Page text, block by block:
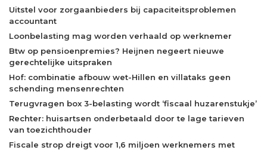
Uitstel voor zorgaanbieders bij capaciteitsproblemen
accountant
Loonbelasting mag worden verhaald op werknemer
Btw op pensioenpremies? Heijnen negeert nieuwe
gerechtelijke uitspraken
Hof: combinatie afbouw wet-Hillen en villataks geen
schending mensenrechten
Terugvragen box 3-belasting wordt ‘fiscaal huzarenstukje’
Rechter: huisartsen onderbetaald door te lage tarieven
van toezichthouder
Fiscale strop dreigt voor 1,6 miljoen werknemers met